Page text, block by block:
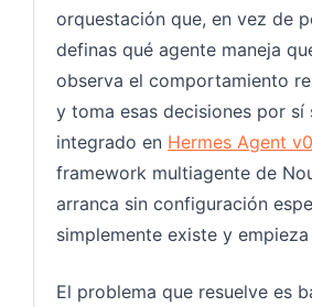
orquestación que, en vez de
definas qué agente maneja
observa el comportamiento
y toma esas decisiones por sí
integrado en Hermes Agent
framework multiagente de
arranca sin configuración
simplemente existe y
El problema que resuelve es